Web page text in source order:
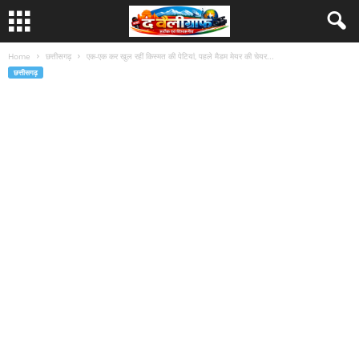
Home छत्तीसगढ़ एक-एक कर खुल रहीं किस्मत की पेटियां, पहले मैडम मेयर की चेयर...
छत्तीसगढ़